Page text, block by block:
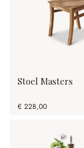
Stoel Masters
€ 228,00